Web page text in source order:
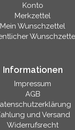
Konto
Merkzettel
Mein Wunschzettel
Informationen
Impressum
AGB
und Versand
Widerrufsrecht